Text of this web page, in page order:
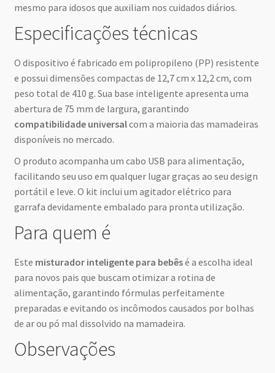
mesmo para idosos que auxiliam nos cuidados diários.
Especificações técnicas
O dispositivo é fabricado em polipropileno (PP) resistente
e possui dimensões compactas de 12,7 cm x 12,2 cm, com
peso total de 410 g. Sua base inteligente apresenta uma
abertura de 75 mm de largura, garantindo
compatibilidade universalcom a maioria das mamadeiras
disponíveis no mercado.
O produto acompanha um cabo USB para alimentação,
facilitando seu uso em qualquer lugar graças ao seu design
portátil e leve. O kit inclui um agitador elétrico para
garrafa devidamente embalado para pronta utilização.
Para quem é
Este misturador inteligente para bebêsé a escolha ideal
para novos pais que buscam otimizar a rotina de
alimentação, garantindo fórmulas perfeitamente
preparadas e evitando os incômodos causados por bolhas
de ar ou pó mal dissolvido na mamadeira.
Observações